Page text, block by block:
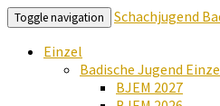
Toggle navigation
Schachjugend
Einzel
Badische Jugend
BJEM 2027